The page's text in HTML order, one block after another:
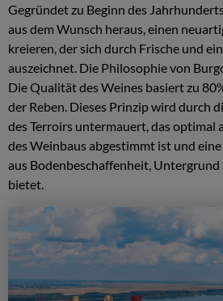
Gegründet zu Beginn des
aus dem Wunsch heraus, einen
kreieren, der sich durch Frische und
auszeichnet. Die Philosophie von
Die Qualität des Weines basiert zu
der Reben. Dieses Prinzip wird durch
des Terroirs untermauert, das optimal
des Weinbaus abgestimmt ist und
aus Bodenbeschaffenheit,
bietet.